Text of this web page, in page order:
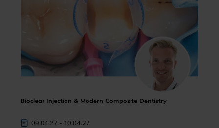
Bioclear Injection & Modern Composite Dentistry
09.04.27 - 10.04.27